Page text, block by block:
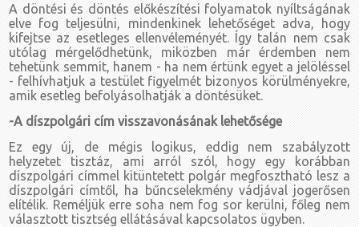
A döntési és döntés előkészítési folyamatok nyíltságának
elve fog teljesülni, mindenkinek lehetőséget adva, hogy
kifejtse az esetleges ellenvéleményét. Így talán nem csak
utólag mérgelődhetünk, miközben már érdemben nem
tehetünk semmit, hanem - ha nem értünk egyet a jelöléssel
- felhívhatjuk a testület figyelmét bizonyos körülményekre,
amik esetleg befolyásolhatják a döntésüket.
-A díszpolgári cím visszavonásának lehetősége
Ez egy új, de mégis logikus, eddig nem szabályzott
helyzetet tisztáz, ami arról szól, hogy egy korábban
díszpolgári címmel kitüntetett polgár megfosztható lesz a
díszpolgári címtől, ha bűncselekmény vádjával jogerősen
elítélik. Reméljük erre soha nem fog sor kerülni, főleg nem
választott tisztség ellátásával kapcsolatos ügyben.